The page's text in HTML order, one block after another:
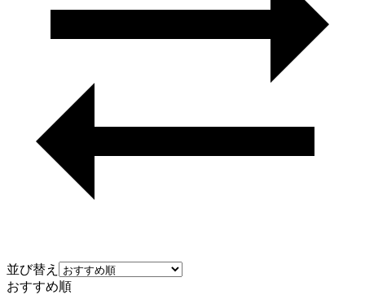
並び替え
おすすめ順